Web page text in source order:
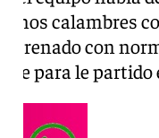
calambres
con
para le